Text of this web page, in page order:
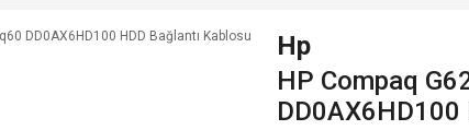
Hp
HP Compaq